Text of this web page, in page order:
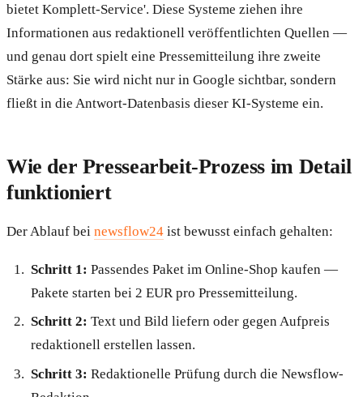
bietet Komplett-Service'. Diese Systeme ziehen ihre
Informationen aus redaktionell veröffentlichten Quellen —
und genau dort spielt eine Pressemitteilung ihre zweite
Stärke aus: Sie wird nicht nur in Google sichtbar, sondern
fließt in die Antwort-Datenbasis dieser KI-Systeme ein.
Wie der Pressearbeit-Prozess im Detail
funktioniert
Der Ablauf bei newsflow24 ist bewusst einfach gehalten:
Schritt 1: Passendes Paket im Online-Shop kaufen —
Pakete starten bei 2 EUR pro Pressemitteilung.
Schritt 2: Text und Bild liefern oder gegen Aufpreis
redaktionell erstellen lassen.
Schritt 3: Redaktionelle Prüfung durch die Newsflow-